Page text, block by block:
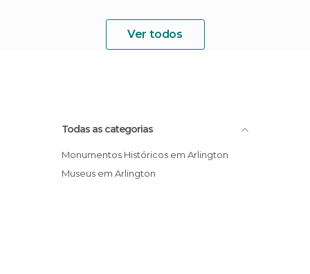
Ver todos
Todas as categorias
Monumentos Históricos em Arlington
Museus em Arlington